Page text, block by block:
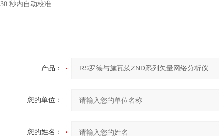
30 秒内自动校准
产品：
您的单位：
您的姓名：